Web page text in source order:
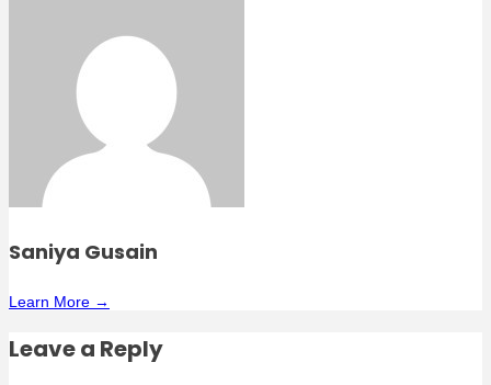
Saniya Gusain
Learn More →
Leave a Reply